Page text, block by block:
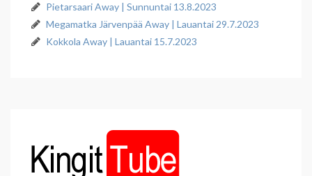
Pietarsaari Away | Sunnuntai 13.8.2023
Megamatka Järvenpää Away | Lauantai 29.7.2023
Kokkola Away | Lauantai 15.7.2023